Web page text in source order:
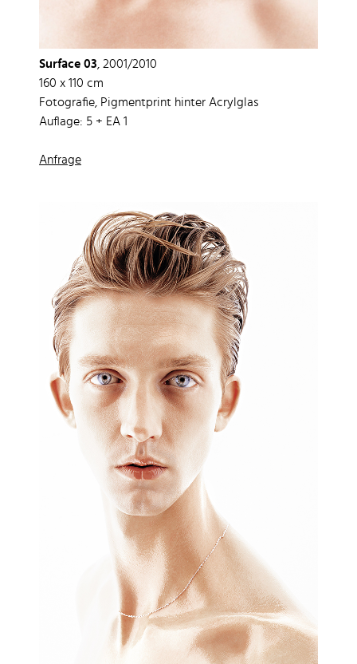
Surface 03, 2001/2010
160 x 110 cm
Fotografie, Pigmentprint hinter Acrylglas
Auflage: 5 + EA 1
Anfrage